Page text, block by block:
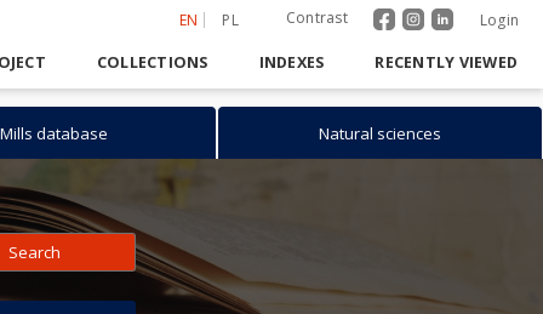
EN PL Contrast Login
COLLECTIONS INDEXES RECENTLY VIEWED
Mills database Natural sciences
Search